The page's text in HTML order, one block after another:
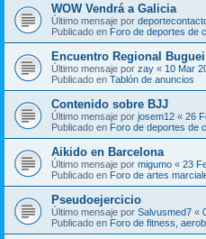
WOW Vendrá a Galicia
Último mensaje por
Publicado en Foro de deportes de
Encuentro Regional Buguei
Último mensaje por zay « 10 Mar
Publicado en Tablón de anuncios
Contenido sobre BJJ
Último mensaje por josem12 « 26
Publicado en Foro de deportes de
Aikido en Barcelona
Último mensaje por migumo « 23
Publicado en Foro de artes
Pseudoejercicio
Último mensaje por Salvusmed7 «
Publicado en Foro de fitness,